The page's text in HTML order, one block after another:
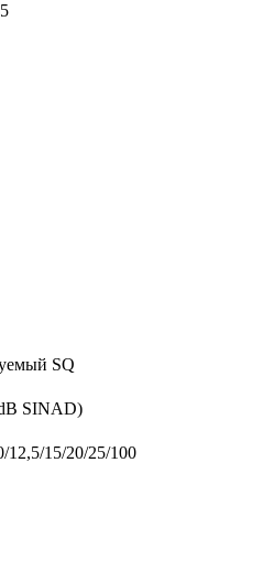
SQ
SINAD)
12,5/15/20/25/100